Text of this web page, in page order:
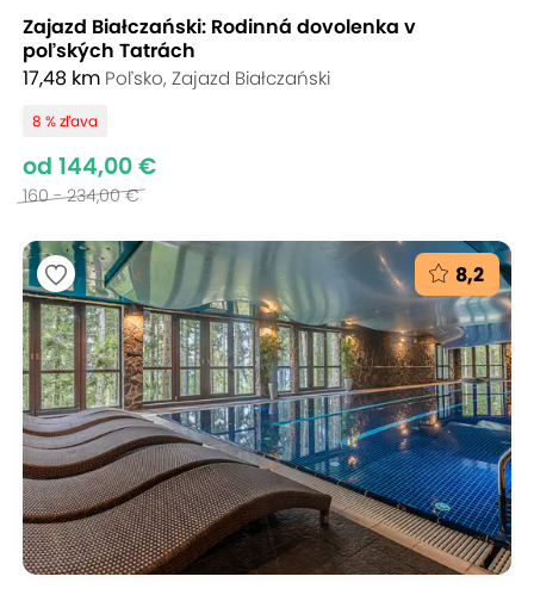
Zajazd Białczański: Rodinná dovolenka v
poľských Tatrách
17,48 km Poľsko, Zajazd Białczański
8 % zľava
od 144,00 €
160 - 234,00 €
8,2